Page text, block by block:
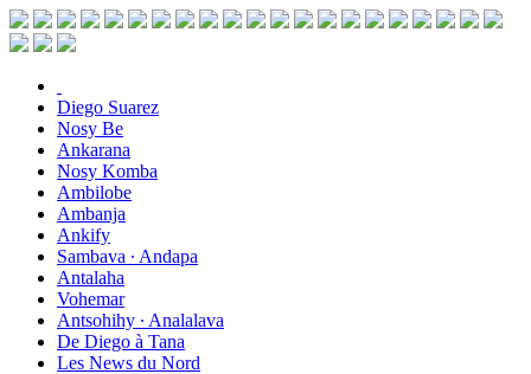
Diego Suarez
Nosy Be
Ankarana
Nosy Komba
Ambilobe
Ambanja
Ankify
Sambava ∙ Andapa
Antalaha
Vohemar
Antsohihy ∙ Analalava
De Diego à Tana
Les News du Nord